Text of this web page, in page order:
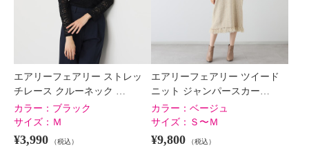
エアリーフェアリー ストレッ
チレース クルーネック …
カラー： ブラック
サイズ： Ｍ
¥3,990 （税込）
エアリーフェアリー ツイード
ニット ジャンパースカー…
カラー： ベージュ
サイズ： Ｓ〜Ｍ
¥9,800 （税込）